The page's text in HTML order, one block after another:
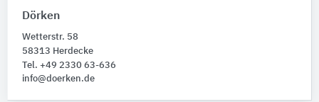
Dörken
Wetterstr. 58
58313 Herdecke
Tel. +49 2330 63-636
info@doerken.de